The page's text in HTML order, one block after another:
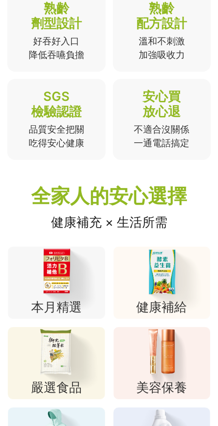
熟齡
劑型設計
好吞好入口
降低吞嚥負擔
熟齡
配方設計
溫和不刺激
加強吸收力
SGS
檢驗認證
品質安全把關
吃得安心健康
安心買
放心退
不適合沒關係
一通電話搞定
全家人的安心選擇
健康補充 × 生活所需
本月精選 健康補給
嚴選食品 美容保養